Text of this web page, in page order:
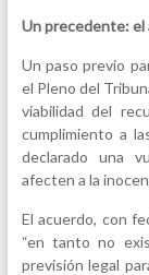
Un precedente: el
Un paso previo
el Pleno del
viabilidad del
cumplimiento a
declarado una
afecten a la
El acuerdo, con
“en tanto no
previsión legal